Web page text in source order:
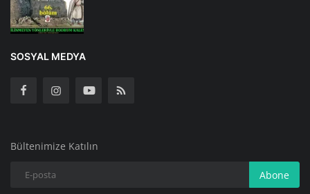
SOSYAL MEDYA
Bültenimize Katılın
Abone